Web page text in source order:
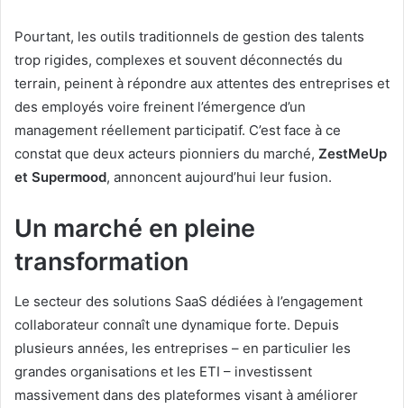
Pourtant, les outils traditionnels de gestion des talents
trop rigides, complexes et souvent déconnectés du
terrain, peinent à répondre aux attentes des entreprises et
des employés voire freinent l’émergence d’un
management réellement participatif. C’est face à ce
constat que deux acteurs pionniers du marché, ZestMeUp
et Supermood, annoncent aujourd’hui leur fusion.
Un marché en pleine
transformation
Le secteur des solutions SaaS dédiées à l’engagement
collaborateur connaît une dynamique forte. Depuis
plusieurs années, les entreprises – en particulier les
grandes organisations et les ETI – investissent
massivement dans des plateformes visant à améliorer